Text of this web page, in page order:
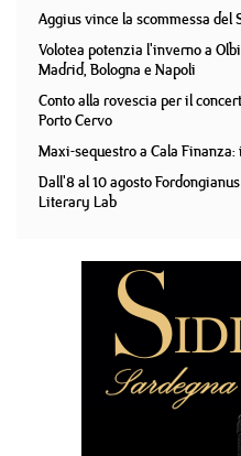
Aggius vince la scommessa
Volotea potenzia l'inverno a
Madrid, Bologna e Napoli
Conto alla rovescia per il
Porto Cervo
Maxi-sequestro a Cala
Dall'8 al 10 agosto
Literary Lab